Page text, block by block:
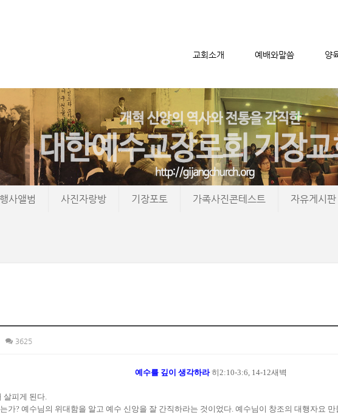
교회소개 예배와말씀 양
메뉴 건너뛰기
행사앨범 사진자랑방 기장포토 가족사진콘테스트 자유게시판
3625
예수를 깊이 생각하라히2:10-3:6, 14-12새벽
살피게 된다.
가? 예수님의 위대함을 알고 예수 신앙을 잘 간직하라는 것이었다. 예수님이 창조의 대행자요